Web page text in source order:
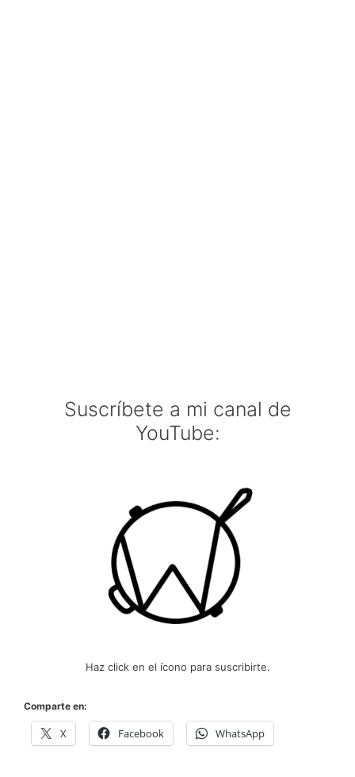
Suscríbete a mi canal de
YouTube:
Haz click en el ícono para suscribirte.
Comparte en:
X Facebook WhatsApp